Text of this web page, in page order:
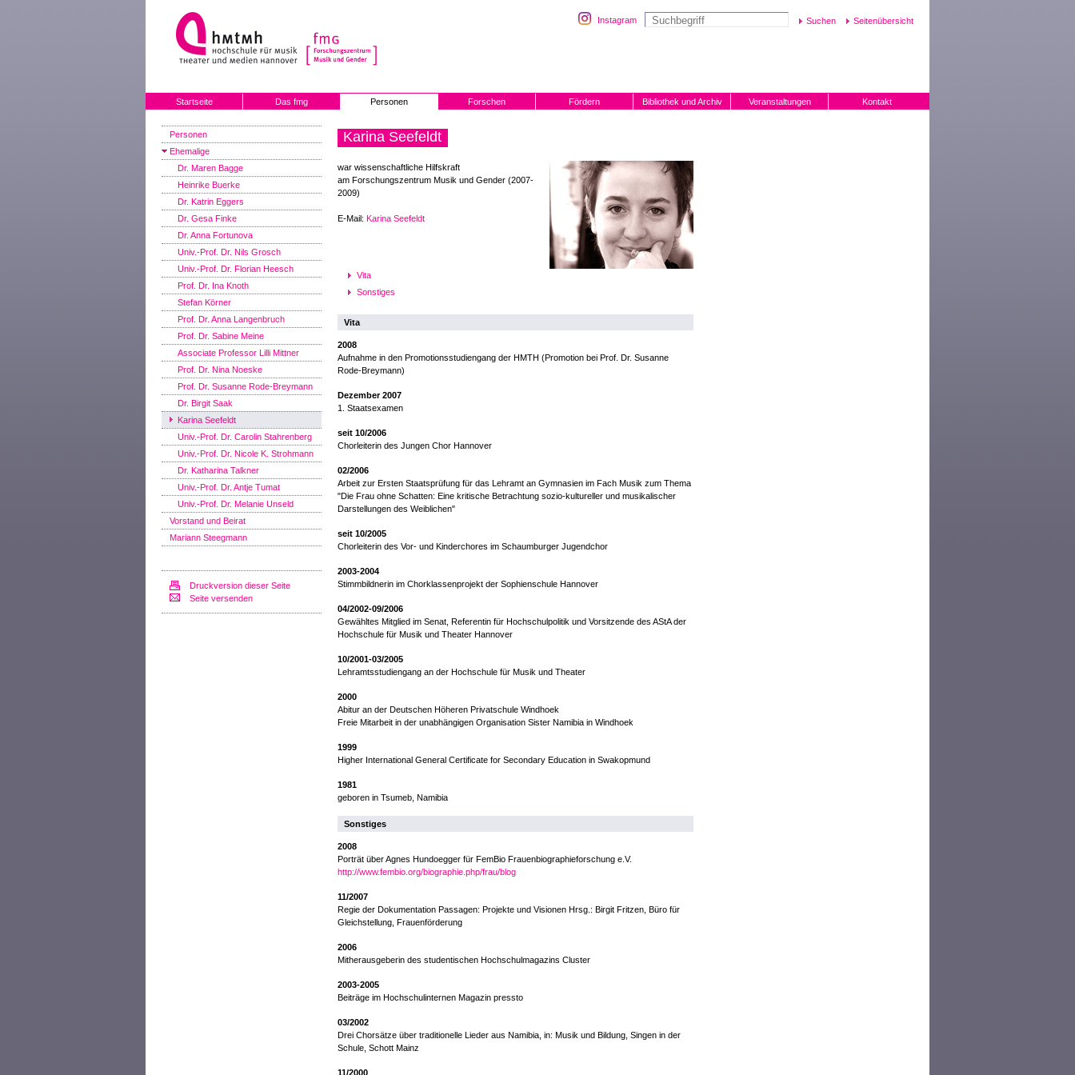
Instagram Seitenübersicht
Startseite Das fmg Personen Forschen Fördern Bibliothek und Archiv Veranstaltungen Kontakt
Personen
Ehemalige
Dr. Maren Bagge
Heinrike Buerke
Dr. Katrin Eggers
Dr. Gesa Finke
Dr. Anna Fortunova
Univ.-Prof. Dr. Nils Grosch
Univ.-Prof. Dr. Florian Heesch
Prof. Dr. Ina Knoth
Stefan Körner
Prof. Dr. Anna Langenbruch
Prof. Dr. Sabine Meine
Associate Professor Lilli Mittner
Prof. Dr. Nina Noeske
Prof. Dr. Susanne Rode-Breymann
Dr. Birgit Saak
Karina Seefeldt
Univ.-Prof. Dr. Carolin Stahrenberg
Univ.-Prof. Dr. Nicole K. Strohmann
Dr. Katharina Talkner
Univ.-Prof. Dr. Antje Tumat
Univ.-Prof. Dr. Melanie Unseld
Vorstand und Beirat
Mariann Steegmann
Druckversion dieser Seite
Seite versenden
Karina Seefeldt
war wissenschaftliche Hilfskraft
am Forschungszentrum Musik und Gender (2007-
2009)
E-Mail: Karina Seefeldt
Vita
Sonstiges
Vita
2008
Aufnahme in den Promotionsstudiengang der HMTH (Promotion bei Prof. Dr. Susanne
Rode-Breymann)
Dezember 2007
1. Staatsexamen
seit 10/2006
Chorleiterin des Jungen Chor Hannover
02/2006
Arbeit zur Ersten Staatsprüfung für das Lehramt an Gymnasien im Fach Musik zum Thema
"Die Frau ohne Schatten: Eine kritische Betrachtung sozio-kultureller und musikalischer
Darstellungen des Weiblichen"
seit 10/2005
Chorleiterin des Vor- und Kinderchores im Schaumburger Jugendchor
2003-2004
Stimmbildnerin im Chorklassenprojekt der Sophienschule Hannover
04/2002-09/2006
Gewähltes Mitglied im Senat, Referentin für Hochschulpolitik und Vorsitzende des AStA der
Hochschule für Musik und Theater Hannover
10/2001-03/2005
Lehramtsstudiengang an der Hochschule für Musik und Theater
2000
Abitur an der Deutschen Höheren Privatschule Windhoek
Freie Mitarbeit in der unabhängigen Organisation Sister Namibia in Windhoek
1999
Higher International General Certificate for Secondary Education in Swakopmund
1981
geboren in Tsumeb, Namibia
Sonstiges
2008
Porträt über Agnes Hundoegger für FemBio Frauenbiographieforschung e.V.
http://www.fembio.org/biographie.php/frau/blog
11/2007
Regie der Dokumentation Passagen: Projekte und Visionen Hrsg.: Birgit Fritzen, Büro für
Gleichstellung, Frauenförderung
2006
Mitherausgeberin des studentischen Hochschulmagazins Cluster
2003-2005
Beiträge im Hochschulinternen Magazin pressto
03/2002
Drei Chorsätze über traditionelle Lieder aus Namibia, in: Musik und Bildung, Singen in der
Schule, Schott Mainz
11/2000